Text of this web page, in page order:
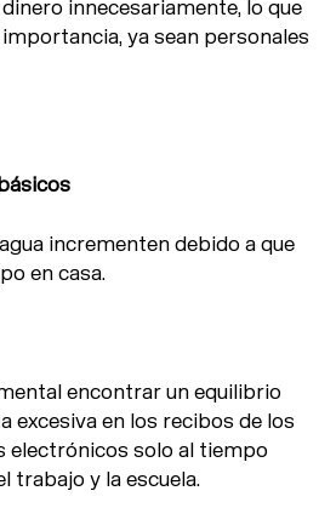
innecesariamente, lo que
ya sean personales
incrementen debido a que
en casa.
encontrar un equilibrio
excesiva en los recibos de los
electrónicos solo al tiempo
trabajo y la escuela.